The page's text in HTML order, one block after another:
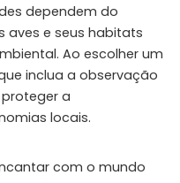
dependem do
aves e seus habitats
Ao escolher um
inclua a observação
a
locais.
com o mundo